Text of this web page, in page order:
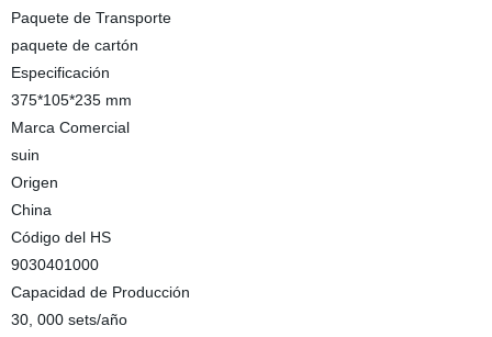
Paquete de Transporte
paquete de cartón
Especificación
375*105*235 mm
Marca Comercial
suin
Origen
China
Código del HS
9030401000
Capacidad de Producción
30, 000 sets/año